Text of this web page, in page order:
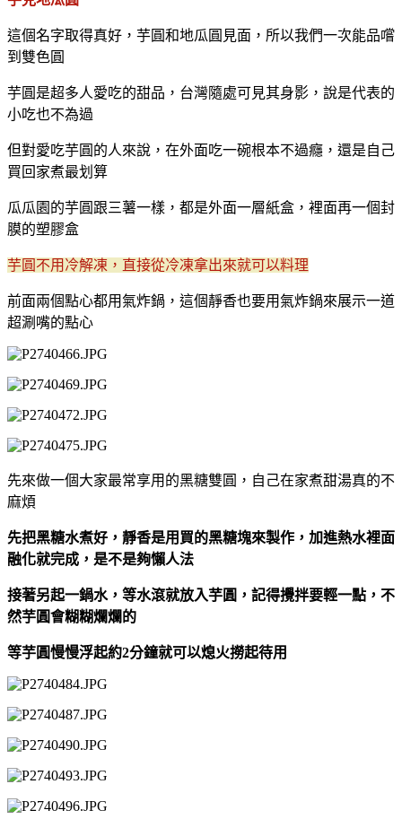
這個名字取得真好，芋圓和地瓜圓見面，所以我們一次能品嚐
到雙色圓
芋圓是超多人愛吃的甜品，台灣隨處可見其身影，說是代表的
小吃也不為過
但對愛吃芋圓的人來說，在外面吃一碗根本不過癮，還是自己
買回家煮最划算
瓜瓜園的芋圓跟三薯一樣，都是外面一層紙盒，裡面再一個封
膜的塑膠盒
芋圓不用冷解凍，直接從冷凍拿出來就可以料理
前面兩個點心都用氣炸鍋，這個靜香也要用氣炸鍋來展示一道
超涮嘴的點心
先來做一個大家最常享用的黑糖雙圓，自己在家煮甜湯真的不
麻煩
先把黑糖水煮好，靜香是用買的黑糖塊來製作，加進熱水裡面
融化就完成，是不是夠懶人法
接著另起一鍋水，等水滾就放入芋圓，記得攪拌要輕一點，不
然芋圓會糊糊爛爛的
等芋圓慢慢浮起約2分鐘就可以熄火撈起待用